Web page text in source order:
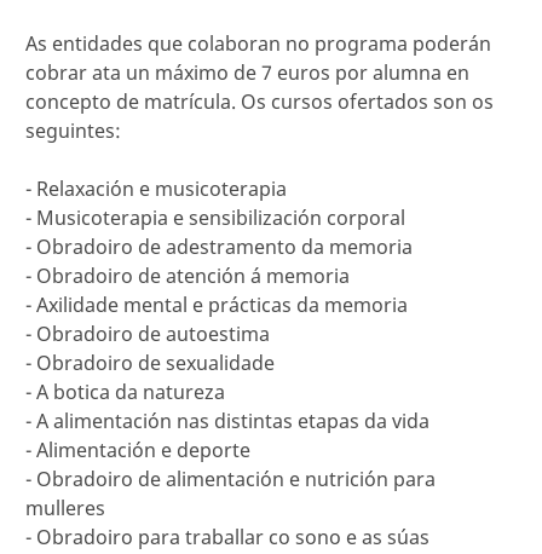
As entidades que colaboran no programa poderán
cobrar ata un máximo de 7 euros por alumna en
concepto de matrícula. Os cursos ofertados son os
seguintes:
- Relaxación e musicoterapia
- Musicoterapia e sensibilización corporal
- Obradoiro de adestramento da memoria
- Obradoiro de atención á memoria
- Axilidade mental e prácticas da memoria
- Obradoiro de autoestima
- Obradoiro de sexualidade
- A botica da natureza
- A alimentación nas distintas etapas da vida
- Alimentación e deporte
- Obradoiro de alimentación e nutrición para
mulleres
- Obradoiro para traballar co sono e as súas